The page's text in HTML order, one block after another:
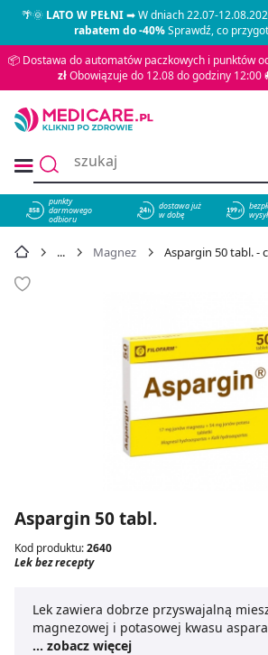
🌴🌞LATO W PEŁNI➡ W dniach 22.07-
rabatem do -40%Sprawdź, co
📦 Dostawa do automatów paczkowych i punktów
złObowiązuje do 12.08 do godziny 12:00
858
punkty
darmowego
odbioru
dostawa już
w dobę
Magnez Aspargin 50 tabl. -
Aspargin 50 tabl.
Kod produktu:2640
Lek bez recepty
Lek zawiera dobrze przyswajalną
magnezowej i potasowej kwasu
będącego ważnym składnikiem
... zobacz więcej